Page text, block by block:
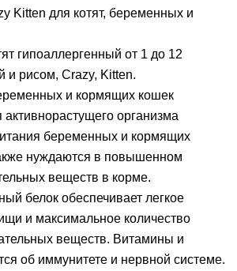
Kitten для котят, беременных и
гипоаллергенный от 1 до 12
и рисом, Crazy, Kitten.
и кормящих кошек
организма
беременных и кормящих
нуждаются в повышенном
веществ в корме.
белок обеспечивает легкое
и максимальное количество
веществ. Витамины и
об иммунитете и нервной системе.